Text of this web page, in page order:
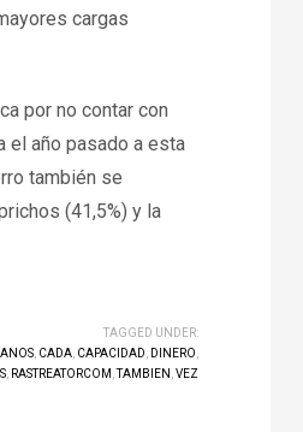
cargas
por no contar con
el año pasado a esta
también se
(41,5%) y la
TAGGED UNDER:
ANOS CADA CAPACIDAD DINERO
RASTREATORCOM ,TAMBIEN VEZ